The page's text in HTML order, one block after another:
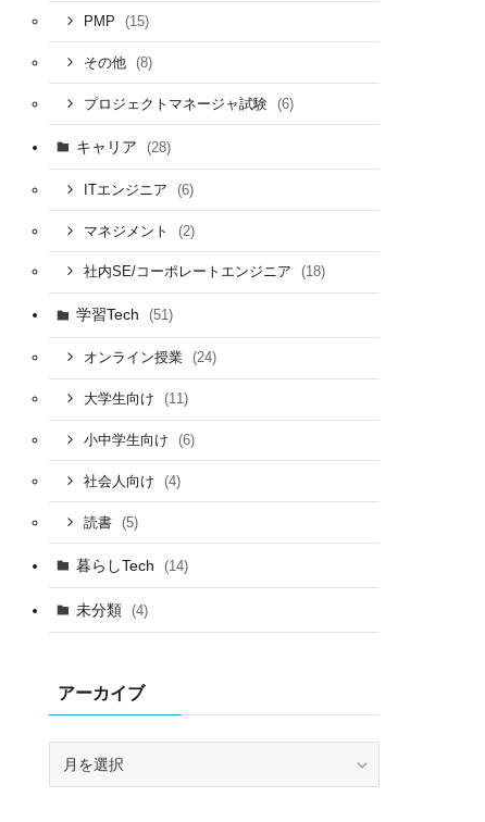
PMP (15)
その他 (8)
プロジェクトマネージャ試験 (6)
キャリア (28)
ITエンジニア (6)
マネジメント (2)
社内SE/コーポレートエンジニア (18)
学習Tech (51)
オンライン授業 (24)
大学生向け (11)
小中学生向け (6)
社会人向け (4)
読書 (5)
暮らしTech (14)
未分類 (4)
アーカイブ